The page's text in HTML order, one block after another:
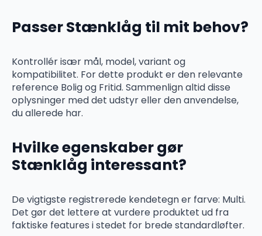
Passer Stænklåg til mit behov?
Kontrollér især mål, model, variant og
kompatibilitet. For dette produkt er den relevante
reference Bolig og Fritid. Sammenlign altid disse
oplysninger med det udstyr eller den anvendelse,
du allerede har.
Hvilke egenskaber gør
Stænklåg interessant?
De vigtigste registrerede kendetegn er farve: Multi.
Det gør det lettere at vurdere produktet ud fra
faktiske features i stedet for brede standardløfter.